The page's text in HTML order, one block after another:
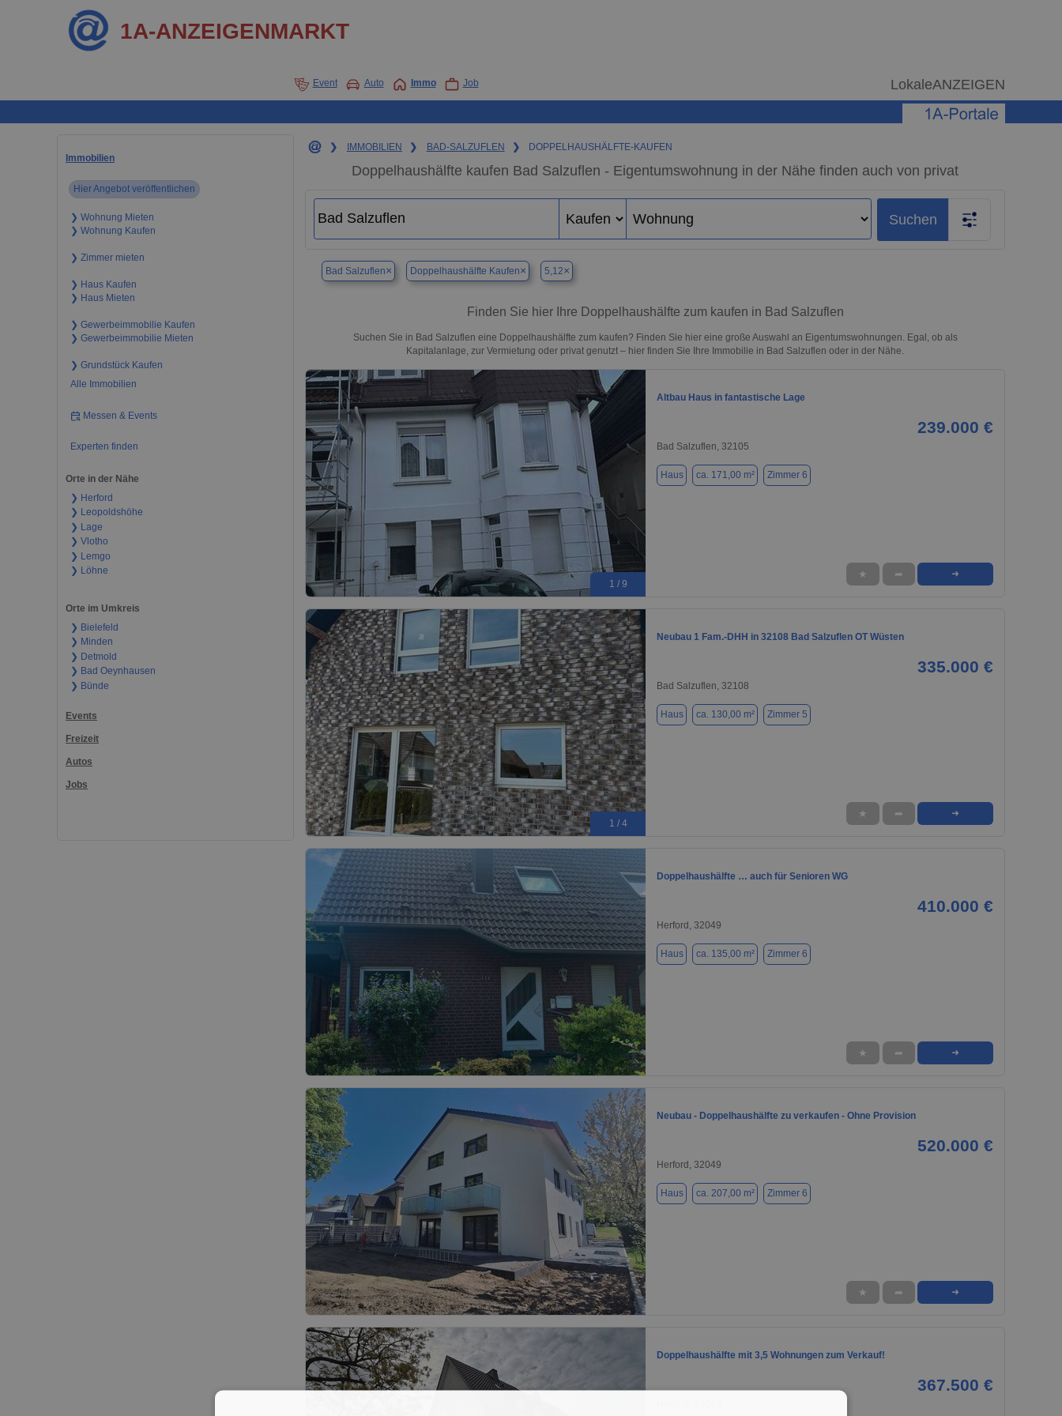
1A-ANZEIGENMARKT
Event Auto Immo Job LokaleANZEIGEN
Immobilien
Hier Angebot veröffentlichen
❯ Wohnung Mieten
❯ Wohnung Kaufen
❯ Zimmer mieten
❯ Haus Kaufen
❯ Haus Mieten
❯ Gewerbeimmobilie Kaufen
❯ Gewerbeimmobilie Mieten
❯ Grundstück Kaufen
Alle Immobilien
Messen & Events
Experten finden
Orte in der Nähe
❯ Herford
❯ Leopoldshöhe
❯ Lage
❯ Vlotho
❯ Lemgo
❯ Löhne
Orte im Umkreis
❯ Bielefeld
❯ Minden
❯ Detmold
❯ Bad Oeynhausen
❯ Bünde
Events
Freizeit
Autos
Jobs
❯ IMMOBILIEN ❯ BAD-SALZUFLEN ❯ DOPPELHAUSHÄLFTE-KAUFEN
Doppelhaushälfte kaufen Bad Salzuflen - Eigentumswohnung in der Nähe finden auch von privat
Suchen
Bad Salzuflen× Doppelhaushälfte Kaufen× 5,12×
Finden Sie hier Ihre Doppelhaushälfte zum kaufen in Bad Salzuflen
Suchen Sie in Bad Salzuflen eine Doppelhaushälfte zum kaufen? Finden Sie hier eine große Auswahl an Eigentumswohnungen. Egal, ob als
Kapitalanlage, zur Vermietung oder privat genutzt – hier finden Sie Ihre Immobilie in Bad Salzuflen oder in der Nähe.
1 / 9
Altbau Haus in fantastische Lage
239.000 €
Bad Salzuflen, 32105
Haus ca. 171,00 m² Zimmer 6
★ ➦ ➜
1 / 4
Neubau 1 Fam.-DHH in 32108 Bad Salzuflen OT Wüsten
335.000 €
Bad Salzuflen, 32108
Haus ca. 130,00 m² Zimmer 5
★ ➦ ➜
1 / 2
Doppelhaushälfte … auch für Senioren WG
410.000 €
Herford, 32049
Haus ca. 135,00 m² Zimmer 6
★ ➦ ➜
1 / 16
Neubau - Doppelhaushälfte zu verkaufen - Ohne Provision
520.000 €
Herford, 32049
Haus ca. 207,00 m² Zimmer 6
★ ➦ ➜
Doppelhaushälfte mit 3,5 Wohnungen zum Verkauf!
367.500 €